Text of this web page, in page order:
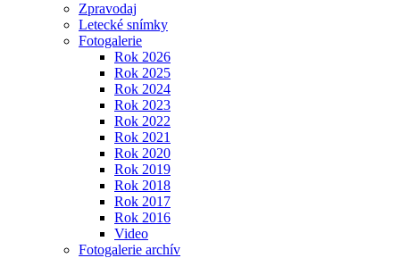
Zpravodaj
Letecké snímky
Fotogalerie
Rok 2026
Rok 2025
Rok 2024
Rok 2023
Rok 2022
Rok 2021
Rok 2020
Rok 2019
Rok 2018
Rok 2017
Rok 2016
Video
Fotogalerie archív